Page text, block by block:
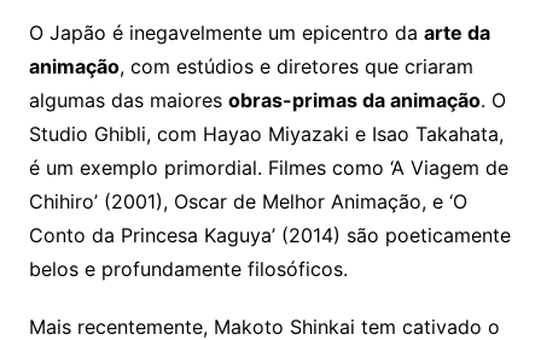
O Japão é inegavelmente um epicentro da arte da
animação, com estúdios e diretores que criaram
algumas das maiores obras-primas da animação. O
Studio Ghibli, com Hayao Miyazaki e Isao Takahata,
é um exemplo primordial. Filmes como ‘A Viagem de
Chihiro’ (2001), Oscar de Melhor Animação, e ‘O
Conto da Princesa Kaguya’ (2014) são poeticamente
belos e profundamente filosóficos.
Mais recentemente, Makoto Shinkai tem cativado o